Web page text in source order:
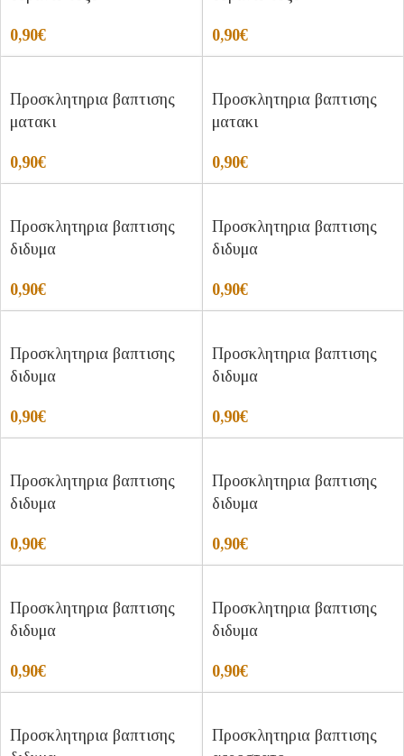
0,90€ 0,90€
Προσκλητηρια βαπτισης
ματακι
0,90€
Προσκλητηρια βαπτισης
ματακι
0,90€
Προσκλητηρια βαπτισης
διδυμα
0,90€
Προσκλητηρια βαπτισης
διδυμα
0,90€
Προσκλητηρια βαπτισης
διδυμα
0,90€
Προσκλητηρια βαπτισης
διδυμα
0,90€
Προσκλητηρια βαπτισης
διδυμα
0,90€
Προσκλητηρια βαπτισης
διδυμα
0,90€
Προσκλητηρια βαπτισης
διδυμα
0,90€
Προσκλητηρια βαπτισης
διδυμα
0,90€
Προσκλητηρια βαπτισης
Προσκλητηρια βαπτισης